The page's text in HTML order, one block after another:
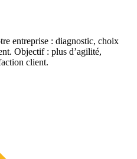
entreprise : diagnostic, choix
Objectif : plus d’agilité,
client.